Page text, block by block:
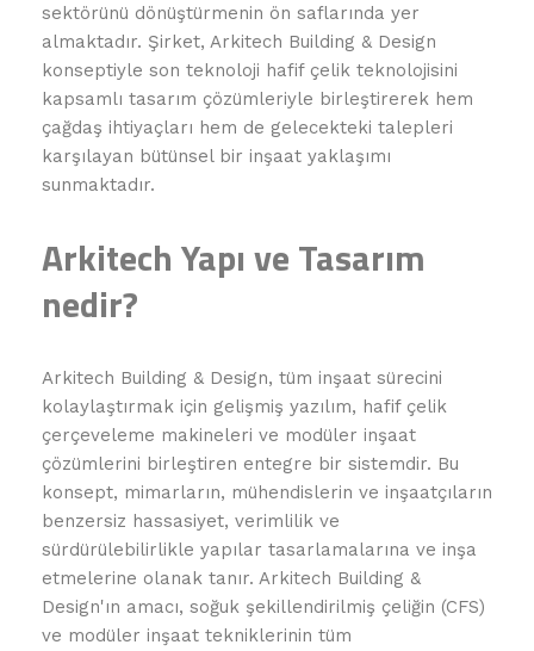
sektörünü dönüştürmenin ön saflarında yer
almaktadır. Şirket, Arkitech Building & Design
konseptiyle son teknoloji hafif çelik teknolojisini
kapsamlı tasarım çözümleriyle birleştirerek hem
çağdaş ihtiyaçları hem de gelecekteki talepleri
karşılayan bütünsel bir inşaat yaklaşımı
sunmaktadır.
Arkitech Yapı ve Tasarım
nedir?
Arkitech Building & Design, tüm inşaat sürecini
kolaylaştırmak için gelişmiş yazılım, hafif çelik
çerçeveleme makineleri ve modüler inşaat
çözümlerini birleştiren entegre bir sistemdir. Bu
konsept, mimarların, mühendislerin ve inşaatçıların
benzersiz hassasiyet, verimlilik ve
sürdürülebilirlikle yapılar tasarlamalarına ve inşa
etmelerine olanak tanır. Arkitech Building &
Design'ın amacı, soğuk şekillendirilmiş çeliğin (CFS)
ve modüler inşaat tekniklerinin tüm